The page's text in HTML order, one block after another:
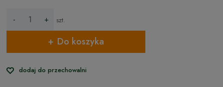
- + szt.
Do koszyka
dodaj do przechowalni